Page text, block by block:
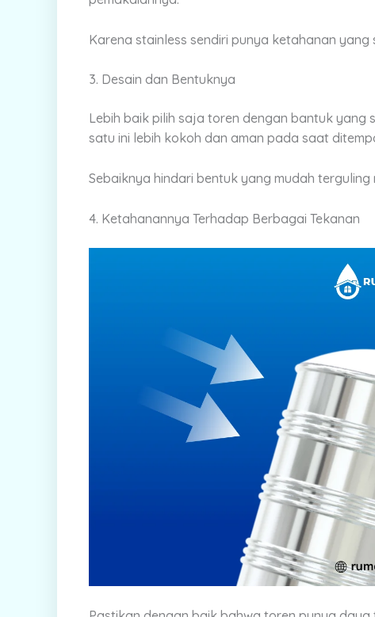
Karena stainless sendiri punya ketahanan
3. Desain dan Bentuknya
Lebih baik pilih saja toren dengan bantuk yang
satu ini lebih kokoh dan aman pada saat
Sebaiknya hindari bentuk yang mudah terguling
4. Ketahanannya Terhadap Berbagai Tekanan